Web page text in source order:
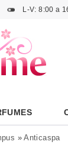
L-V: 8:00 a
»Anticaspa